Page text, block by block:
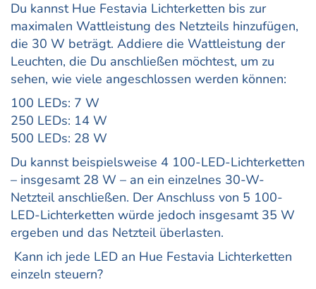
Du kannst Hue Festavia Lichterketten bis zur
maximalen Wattleistung des Netzteils hinzufügen,
die 30 W beträgt. Addiere die Wattleistung der
Leuchten, die Du anschließen möchtest, um zu
sehen, wie viele angeschlossen werden können:
100 LEDs: 7 W
250 LEDs: 14 W
500 LEDs: 28 W
Du kannst beispielsweise 4 100-LED-Lichterketten
– insgesamt 28 W – an ein einzelnes 30-W-
Netzteil anschließen. Der Anschluss von 5 100-
LED-Lichterketten würde jedoch insgesamt 35 W
ergeben und das Netzteil überlasten.
Kann ich jede LED an Hue Festavia Lichterketten
einzeln steuern?